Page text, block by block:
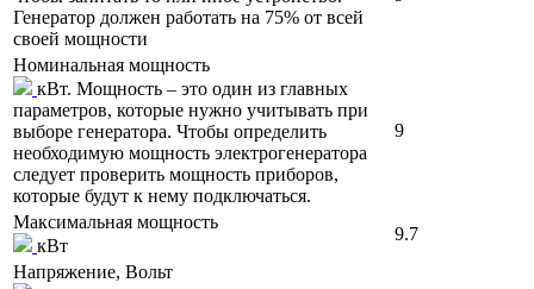
Генератор должен работать на 75% от всей
своей мощности
Номинальная мощность
кВт. Мощность – это один из главных
параметров, которые нужно учитывать при
выборе генератора. Чтобы определить
необходимую мощность электрогенератора
следует проверить мощность приборов,
которые будут к нему подключаться.
9
Максимальная мощность
кВт
9.7
Напряжение, Вольт